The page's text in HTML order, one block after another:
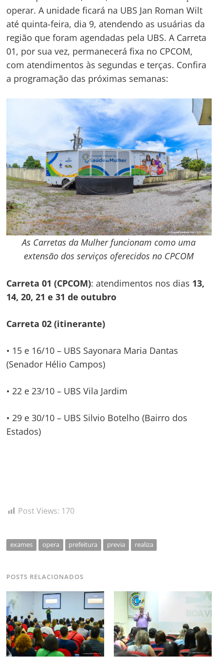
operar. A unidade ficará na UBS Jan Roman Wilt
até quinta-feira, dia 9, atendendo as usuárias da
região que foram agendadas pela UBS. A Carreta
01, por sua vez, permanecerá fixa no CPCOM,
com atendimentos às segundas e terças. Confira
a programação das próximas semanas:
As Carretas da Mulher funcionam como uma
extensão dos serviços oferecidos no CPCOM
Carreta 01 (CPCOM): atendimentos nos dias 13,
14, 20, 21 e 31 de outubro
Carreta 02 (itinerante)
• 15 e 16/10 – UBS Sayonara Maria Dantas
(Senador Hélio Campos)
• 22 e 23/10 – UBS Vila Jardim
• 29 e 30/10 – UBS Silvio Botelho (Bairro dos
Estados)
Post Views: 170
exames opera prefeitura previa realiza
POSTS RELACIONADOS